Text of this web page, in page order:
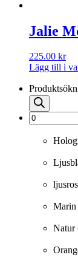
Jalie
225.00 kr
Lägg till i
Marin
Natur